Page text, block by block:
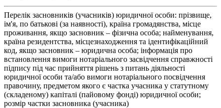
Перелік засновників (учасників) юридичної особи: прізвище,
ім'я, по батькові (за наявності), країна громадянства, місце
проживання, якщо засновник – фізична особа; найменування,
країна резидентства, місцезнаходження та ідентифікаційний
код, якщо засновник – юридична особа; інформація про
встановлення вимоги нотаріального засвідчення справжності
підпису під час прийняття рішень з питань діяльності
юридичної особи та/або вимоги нотаріального посвідчення
правочину, предметом якого є частка учасника у статутному
(складеному) капіталі (пайовому фонді) юридичної особи;
розмір частки засновника (учасника)